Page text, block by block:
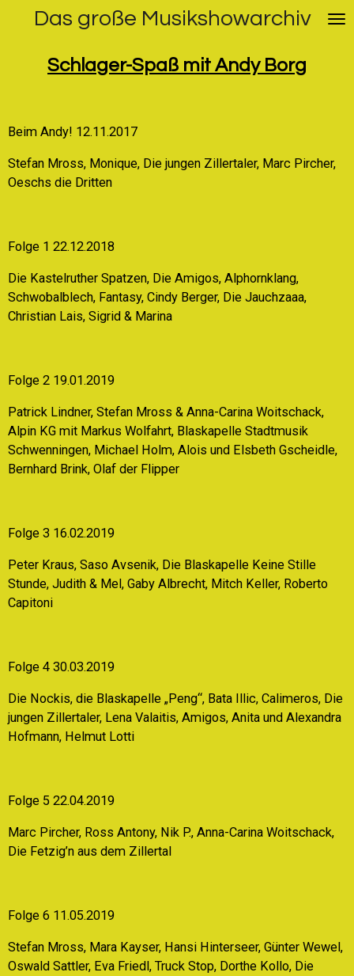
springen
Das große Musikshowarchiv
Schlager-Spaß mit Andy Borg
Beim Andy! 12.11.2017
Stefan Mross, Monique, Die jungen Zillertaler, Marc Pircher,
Oeschs die Dritten
Folge 1 22.12.2018
Die Kastelruther Spatzen, Die Amigos, Alphornklang,
Schwobalblech, Fantasy, Cindy Berger, Die Jauchzaaa,
Christian Lais, Sigrid & Marina
Folge 2 19.01.2019
Patrick Lindner, Stefan Mross & Anna-Carina Woitschack,
Alpin KG mit Markus Wolfahrt, Blaskapelle Stadtmusik
Schwenningen, Michael Holm, Alois und Elsbeth Gscheidle,
Bernhard Brink, Olaf der Flipper
Folge 3 16.02.2019
Peter Kraus, Saso Avsenik, Die Blaskapelle Keine Stille
Stunde, Judith & Mel, Gaby Albrecht, Mitch Keller, Roberto
Capitoni
Folge 4 30.03.2019
Die Nockis, die Blaskapelle „Peng“, Bata Illic, Calimeros, Die
jungen Zillertaler, Lena Valaitis, Amigos, Anita und Alexandra
Hofmann, Helmut Lotti
Folge 5 22.04.2019
Marc Pircher, Ross Antony, Nik P., Anna-Carina Woitschack,
Die Fetzig’n aus dem Zillertal
Folge 6 11.05.2019
Stefan Mross, Mara Kayser, Hansi Hinterseer, Günter Wewel,
Oswald Sattler, Eva Friedl, Truck Stop, Dorthe Kollo, Die